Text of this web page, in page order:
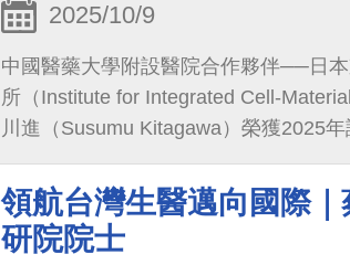
2025/10/9
中國醫藥大學附設醫院合作夥伴──日
所（Institute for Integrated Cell-
川進（Susumu Kitagawa）榮獲2025
查・羅布森（Richard Robson）及奧
同因開發新型分子架構技術獲此殊榮
（Metal–Organic Frameworks, MOFs
生醫應用的創新發展。
領航台灣生醫邁向國際
研院院士